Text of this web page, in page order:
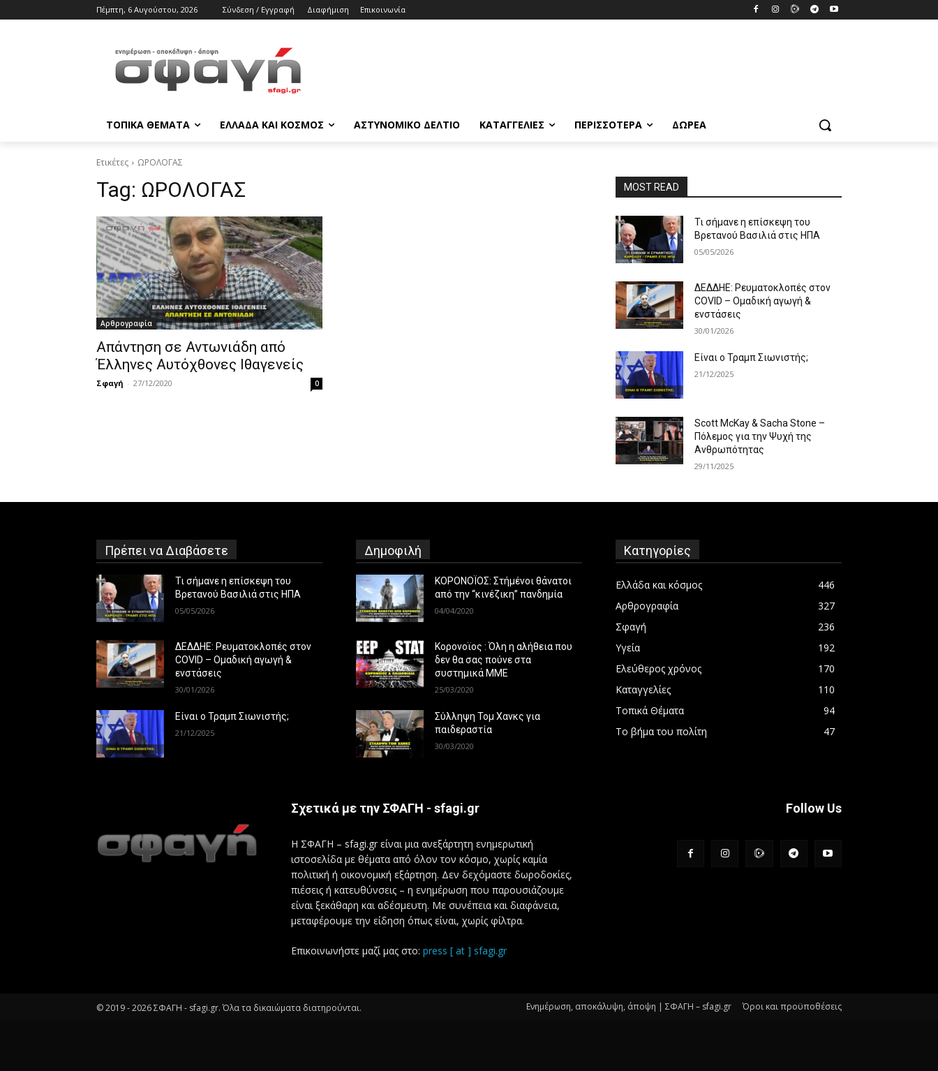
Πέμπτη, 6 Αυγούστου, 2026 Σύνδεση / Εγγραφή Διαφήμιση Επικοινωνία
ΤΟΠΙΚΑ ΘΕΜΑΤΑ ΕΛΛΑΔΑ ΚΑΙ ΚΟΣΜΟΣ ΑΣΤΥΝΟΜΙΚΟ ΔΕΛΤΙΟ ΚΑΤΑΓΓΕΛΙΕΣ ΠΕΡΙΣΣΟΤΕΡΑ ΔΩΡΕΆ
Ετικέτες ΩΡΟΛΟΓΑΣ
Tag: ΩΡΟΛΟΓΑΣ
Αρθρογραφία
Απάντηση σε Αντωνιάδη από
Έλληνες Αυτόχθονες Ιθαγενείς
Σφαγή - 27/12/2020 0
MOST READ
Τι σήμανε η επίσκεψη του
Βρετανού Βασιλιά στις ΗΠΑ
05/05/2026
ΔΕΔΔΗΕ: Ρευματοκλοπές στον
COVID – Ομαδική αγωγή &
ενστάσεις
30/01/2026
Είναι ο Τραμπ Σιωνιστής;
21/12/2025
Scott McKay & Sacha Stone –
Πόλεμος για την Ψυχή της
Ανθρωπότητας
29/11/2025
Πρέπει να Διαβάσετε
Τι σήμανε η επίσκεψη του
Βρετανού Βασιλιά στις ΗΠΑ
05/05/2026
ΔΕΔΔΗΕ: Ρευματοκλοπές στον
COVID – Ομαδική αγωγή &
ενστάσεις
30/01/2026
Είναι ο Τραμπ Σιωνιστής;
21/12/2025
Δημοφιλή
ΚΟΡΟΝΟΪΟΣ: Στήμένοι θάνατοι
από την “κινέζικη” πανδημία
04/04/2020
Κορονοϊος : Όλη η αλήθεια που
δεν θα σας πούνε στα
συστημικά ΜΜΕ
25/03/2020
Σύλληψη Τομ Χανκς για
παιδεραστία
30/03/2020
Κατηγορίες
Ελλάδα και κόσμος
446
Αρθρογραφία
327
Σφαγή
236
Υγεία
192
Ελεύθερος χρόνος
170
Καταγγελίες
110
Τοπικά Θέματα
94
Το βήμα του πολίτη
47
Σχετικά με την ΣΦΑΓΗ - sfagi.gr
Η ΣΦΑΓΗ – sfagi.gr είναι μια ανεξάρτητη ενημερωτική
ιστοσελίδα με θέματα από όλον τον κόσμο, χωρίς καμία
πολιτική ή οικονομική εξάρτηση. Δεν δεχόμαστε δωροδοκίες,
πιέσεις ή κατευθύνσεις – η ενημέρωση που παρουσιάζουμε
είναι ξεκάθαρη και αδέσμευτη. Με συνέπεια και διαφάνεια,
μεταφέρουμε την είδηση όπως είναι, χωρίς φίλτρα.
Επικοινωνήστε μαζί μας στο: press [ at ] sfagi.gr
Follow Us
© 2019 -2026ΣΦΑΓΗ - sfagi.gr. Όλα τα δικαιώματα διατηρούνται. Ενημέρωση, αποκάλυψη, άποψη | ΣΦΑΓΗ – sfagi.gr Όροι και προϋποθέσεις